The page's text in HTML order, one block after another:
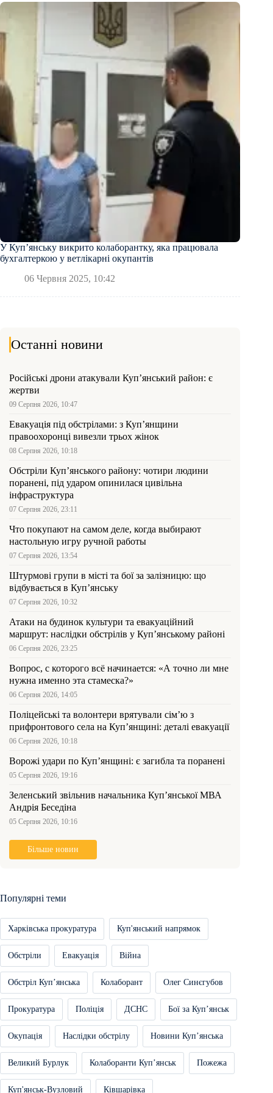
У Купʼянську викрито колаборантку, яка працювала
бухгалтеркою у ветлікарні окупантів
06 Червня 2025, 10:42
Останні новини
Російські дрони атакували Куп’янський район: є
жертви
09 Серпня 2026, 10:47
Евакуація під обстрілами: з Куп’янщини
правоохоронці вивезли трьох жінок
08 Серпня 2026, 10:18
Обстріли Куп’янського району: чотири людини
поранені, під ударом опинилася цивільна
інфраструктура
07 Серпня 2026, 23:11
Что покупают на самом деле, когда выбирают
настольную игру ручной работы
07 Серпня 2026, 13:54
Штурмові групи в місті та бої за залізницю: що
відбувається в Куп’янську
07 Серпня 2026, 10:32
Атаки на будинок культури та евакуаційний
маршрут: наслідки обстрілів у Куп’янському районі
06 Серпня 2026, 23:25
Вопрос, с которого всё начинается: «А точно ли мне
нужна именно эта стамеска?»
06 Серпня 2026, 14:05
Поліцейські та волонтери врятували сім’ю з
прифронтового села на Куп’янщині: деталі евакуації
06 Серпня 2026, 10:18
Ворожі удари по Куп’янщині: є загибла та поранені
05 Серпня 2026, 19:16
Зеленський звільнив начальника Купʼянської МВА
Андрія Беседіна
05 Серпня 2026, 10:16
Більше новин
Популярні теми
Харківська прокуратура Куп'янський напрямок
Обстріли Евакуація Війна
Обстріл Купʼянська Колаборант Олег Синєгубов
Прокуратура Поліція ДСНС Бої за Купʼянськ
Окупація Наслідки обстрілу Новини Купʼянська
Великий Бурлук Колаборанти Купʼянськ Пожежа
Куп'янськ-Вузловий Ківшарівка